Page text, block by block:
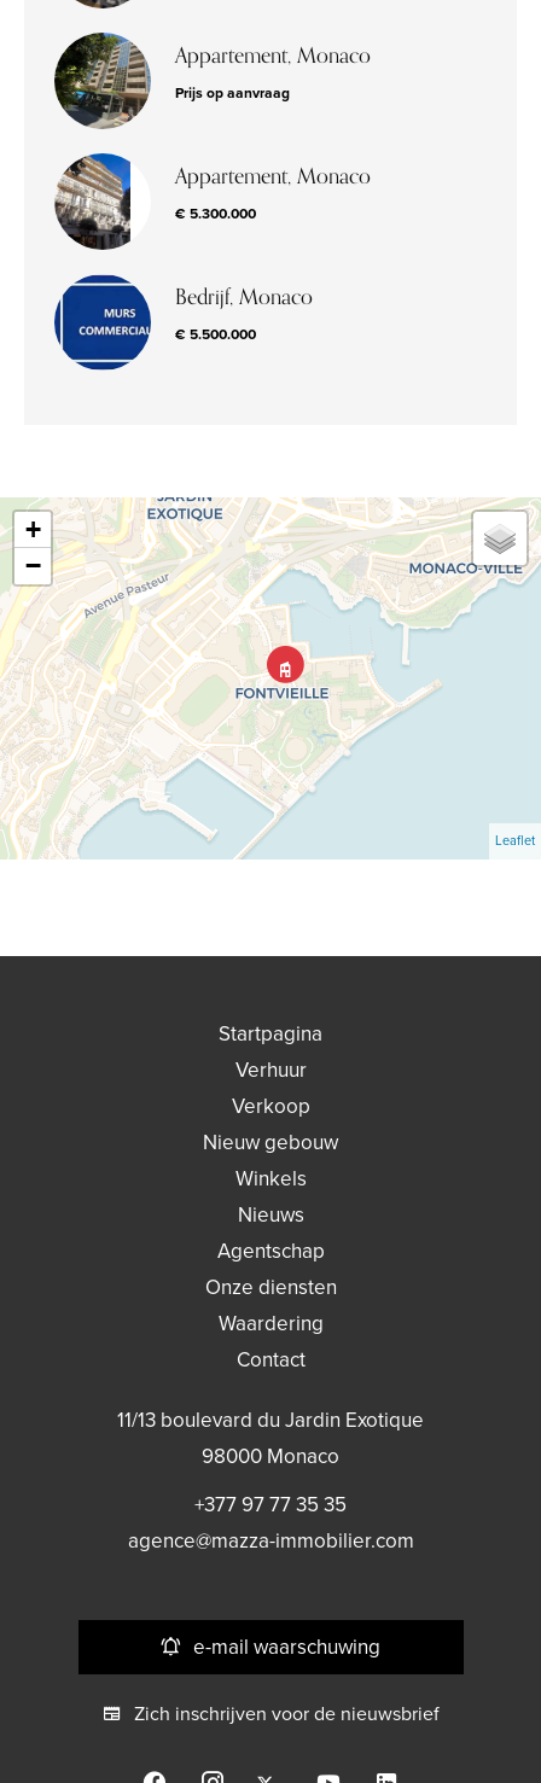
Appartement, Monaco
Prijs op aanvraag
Appartement, Monaco
€ 5.300.000
Bedrijf, Monaco
€ 5.500.000
+
−
Leaflet
Startpagina
Verhuur
Verkoop
Nieuw gebouw
Winkels
Nieuws
Agentschap
Onze diensten
Waardering
Contact
11/13 boulevard du Jardin Exotique
98000 Monaco
+377 97 77 35 35
agence@mazza-immobilier.com
e-mail waarschuwing
Zich inschrijven voor de nieuwsbrief